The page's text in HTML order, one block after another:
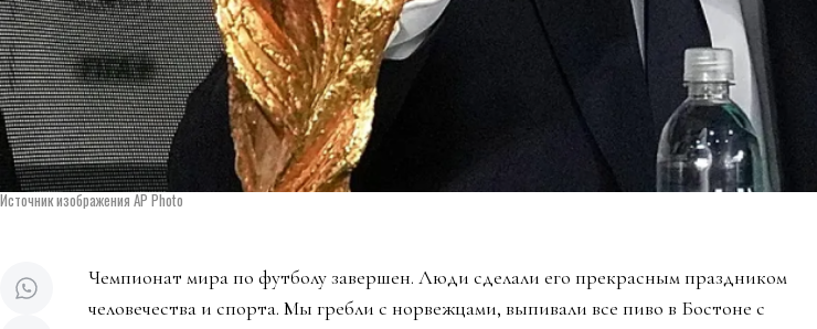
Источник изображения AP Photo
Чемпионат мира по футболу завершен. Люди сделали его прекрасным праздником
человечества и спорта. Мы гребли с норвежцами, выпивали все пиво в Бостоне с